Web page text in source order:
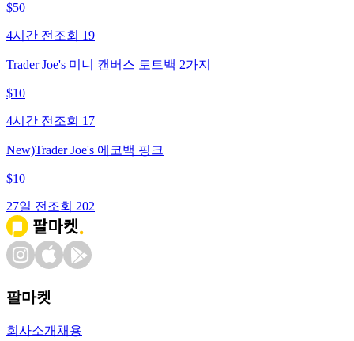
$50
4시간 전 조회 19
Trader Joe's 미니 캔버스 토트백 2가지
$10
4시간 전 조회 17
New)Trader Joe's 에코백 핑크
$10
27일 전 조회 202
팔마켓
회사소개 채용